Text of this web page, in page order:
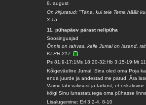
8. august
On kirjutatud: "Täna, kui teie Tema häält
3:15
11. pühapäev pärast nelipüha
Soosinguajad
Õnnis on rahvas, kelle Jumal on Issand,
KLPR 217
Ps 81:9-17;1Ms 18:20-32;Hb 3:15-19;Mt
Kõigeväeline Jumal, Sina oled oma Poja
enda juurde ja andestad me patud. Ära
Vaimu läbi valvsust ja tarkust, et
kõigi Sinu lunastatutega oma pühasse
Lisalugemine: Erl 3:2-4, 8-10